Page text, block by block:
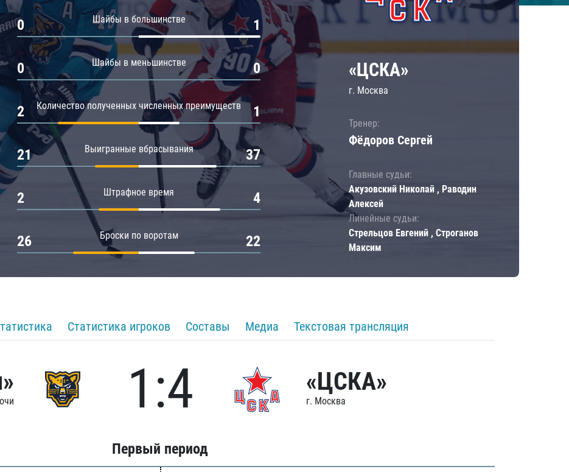
Амур
Барыс
Салават Юлаев
Шайбы в большинстве
0 1
Шайбы в меньшинстве
0 0
Количество полученных численных преимуществ
2 1
Выигранные вбрасывания
21 37
Штрафное время
2 4
Броски по воротам
26 22
«ЦСКА»
г. Москва
Тренер:
Фёдоров Сергей
Главные судьи:
Акузовский Николай , Раводин
Алексей
Линейные судьи:
Стрельцов Евгений , Строганов
Максим
Статистика игроков Составы Медиа Текстовая трансляция
1:4 «ЦСКА»
г. Москва
Первый период